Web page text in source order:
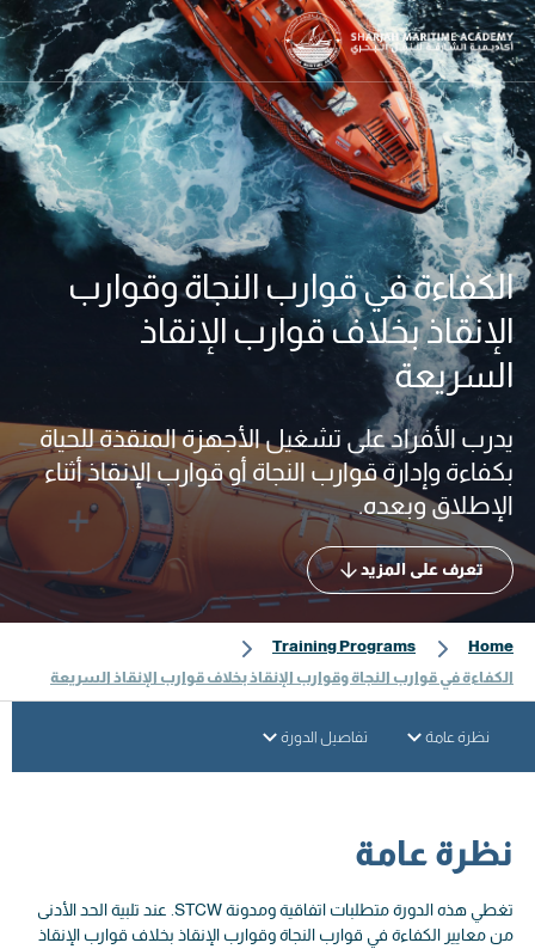
الكفاءة في قوارب النجاة وقوارب
الإنقاذ بخلاف قوارب الإنقاذ
السريعة
يدرب الأفراد على تشغيل الأجهزة المنقذة للحياة
بكفاءة وإدارة قوارب النجاة أو قوارب الإنقاذ أثناء
الإطلاق وبعده.
تعرف على المزيد
Home
Training Programs
الكفاءة في قوارب النجاة وقوارب الإنقاذ بخلاف قوارب الإنقاذ السريعة
نظرة عامة تفاصيل الدورة
نظرة عامة
تغطي هذه الدورة متطلبات اتفاقية ومدونة STCW. عند تلبية الحد الأدنى
من معايير الكفاءة في قوارب النجاة وقوارب الإنقاذ بخلاف قوارب الإنقاذ